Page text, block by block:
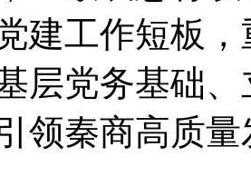
建工作短板
层党务基础
领秦商高质